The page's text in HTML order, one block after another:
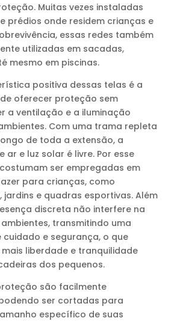
Muitas vezes instaladas
prédios onde residem crianças e
essas redes também
utilizadas em sacadas,
mesmo em piscinas.
positiva dessas telas é a
oferecer proteção sem
a ventilação e a iluminação
Com uma trama repleta
de toda a extensão, a
ar e luz solar é livre. Por esse
ser empregadas em
para crianças, como
jardins e quadras esportivas. Além
discreta não interfere na
transmitindo uma
cuidado e segurança, o que
liberdade e tranquilidade
dos pequenos.
são facilmente
ser cortadas para
específico de suas